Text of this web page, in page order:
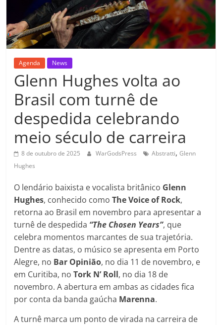
Agenda News
Glenn Hughes volta ao
Brasil com turnê de
despedida celebrando
meio século de carreira
8 de outubro de 2025 WarGodsPress Abstratti,Glenn
Hughes
O lendário baixista e vocalista britânico Glenn
Hughes, conhecido comoThe Voice of Rock,
retorna ao Brasil em novembro para apresentar a
turnê de despedida “The Chosen Years”, que
celebra momentos marcantes de sua trajetória.
Dentre as datas, o músico se apresenta em Porto
Alegre, no Bar Opinião, no dia 11 de novembro, e
em Curitiba, noTork N’ Roll, no dia 18 de
novembro. A abertura em ambas as cidades fica
por conta da banda gaúcha Marenna.
A turnê marca um ponto de virada na carreira de